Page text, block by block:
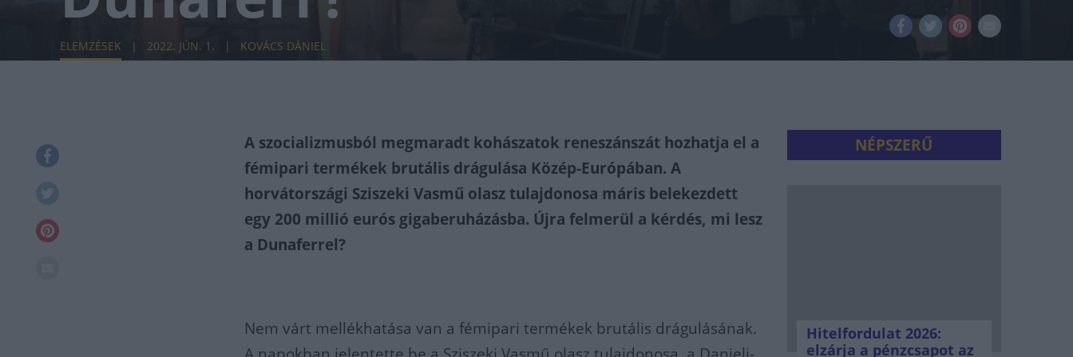
ELEMZÉSEK 2022. JÚN. 1. KOVÁCS DÁNIEL
A szocializmusból megmaradt kohászatok reneszánszát hozhatja el a
fémipari termékek brutális drágulása Közép-Európában. A
horvátországi Sziszeki Vasmű olasz tulajdonosa máris belekezdett
egy 200 millió eurós gigaberuházásba. Újra felmerül a kérdés, mi lesz
a Dunaferrel?
Nem várt mellékhatása van a fémipari termékek brutális drágulásának.
NÉPSZERŰ
Hitelfordulat 2026:
elzárja a pénzcsapot az